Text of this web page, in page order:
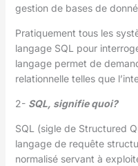
gestion de bases de
Pratiquement tous les
langage SQL pour
langage permet de
relationnelle telles que
2- SQL, signifie quoi?
SQL (sigle de Structured
langage de requête
normalisé servant à